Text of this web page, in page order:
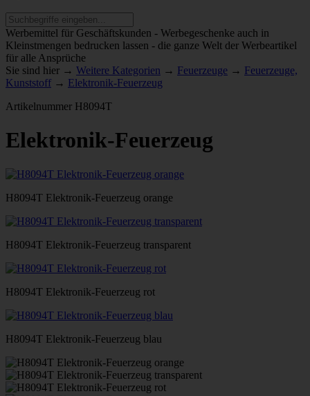
Werbemittel für Geschäftskunden - Werbegeschenke auch in
Kleinstmengen bedrucken lassen - die ganze Welt der Werbeartikel
für alle Ansprüche
Sie sind hier → Weitere Kategorien → Feuerzeuge → Feuerzeuge,
Kunststoff → Elektronik-Feuerzeug
Artikelnummer H8094T
Elektronik-Feuerzeug
H8094T Elektronik-Feuerzeug orange
H8094T Elektronik-Feuerzeug transparent
H8094T Elektronik-Feuerzeug rot
H8094T Elektronik-Feuerzeug blau